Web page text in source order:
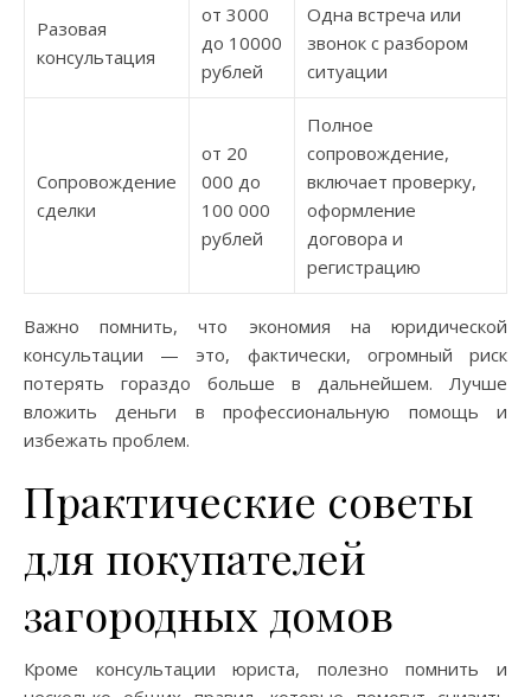
Разовая
консультация
от 3000
до 10000
рублей
Одна встреча или
звонок с разбором
ситуации
Сопровождение
сделки
от 20
000 до
100 000
рублей
Полное
сопровождение,
включает проверку,
оформление
договора и
регистрацию
Важно помнить, что экономия на юридической
консультации — это, фактически, огромный риск
потерять гораздо больше в дальнейшем. Лучше
вложить деньги в профессиональную помощь и
избежать проблем.
Практические советы
для покупателей
загородных домов
Кроме консультации юриста, полезно помнить и